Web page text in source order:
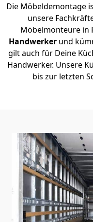
Die Möbeldemontage
unsere
Möbelmonteure in
Handwerker und
gilt auch für Deine
Handwerker. Unsere
bis zur letzten